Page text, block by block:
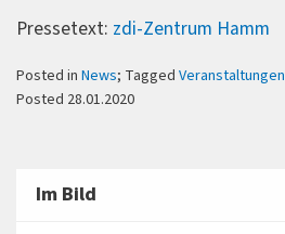
Pressetext: zdi-Zentrum Hamm
Posted in News; Tagged Veranstaltungen
Posted 28.01.2020
Im Bild